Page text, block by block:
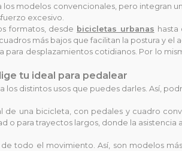
los modelos convencionales, pero
excesivo.
formatos, desde bicicletas urbanas
más bajos que facilitan la postura y el
para desplazamientos cotidianos. Por lo
tu ideal para pedalear
distintos usos que puedes darles. Así,
de una bicicleta, con pedales y cuadro
o para trayectos largos, donde la asistencia
todo el movimiento. Así, son modelos